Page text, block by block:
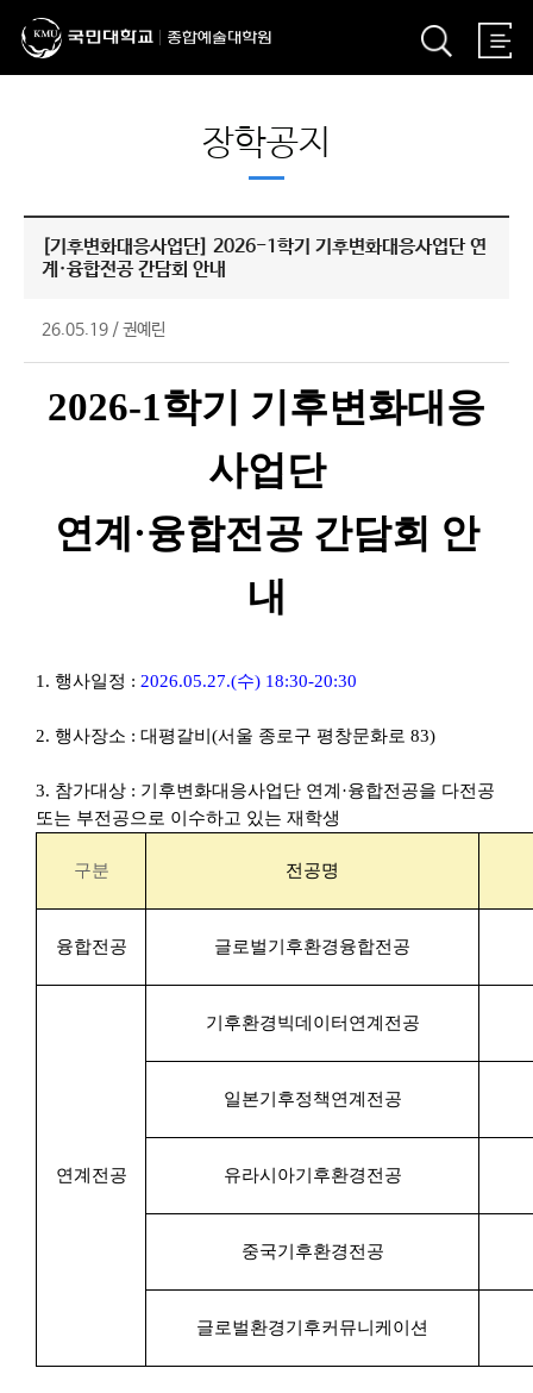
장학공지
[기후변화대응사업단] 2026-1학기 기후변화대응사업단 연
계·융합전공 간담회 안내
26.05.19 /권예린
2026-1학기 기후변화대응
사업단
연계·융합전공 간담회 안
내
1. 행사일정 : 2026.05.27.(수) 18:30-20:30
2. 행사장소 : 대평갈비(서울 종로구 평창문화로 83)
3. 참가대상 : 기후변화대응사업단 연계·융합전공을 다전공
또는 부전공으로 이수하고 있는 재학생
구분 전공명
융합전공 글로벌기후환경융합전공
​연계전공
기후환경빅데이터연계전공
일본기후정책연계전공
유라시아기후환경전공
중국기후환경전공
글로벌환경기후커뮤니케이션​